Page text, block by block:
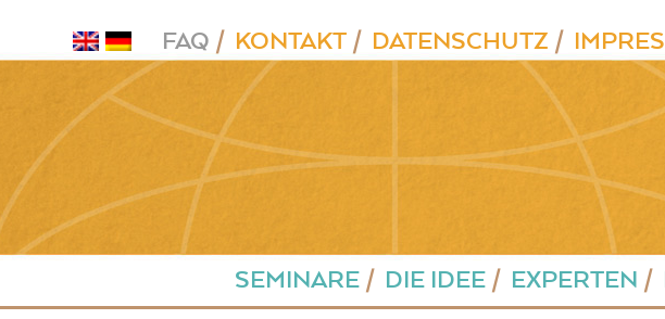
FAQ KONTAKT DATENSCHUTZ
zum
SEMINARE DIE IDEE EXPERTEN